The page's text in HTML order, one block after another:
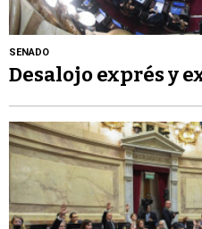
SENADO
Desalojo exprés y